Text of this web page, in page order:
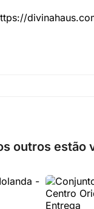
outros estão